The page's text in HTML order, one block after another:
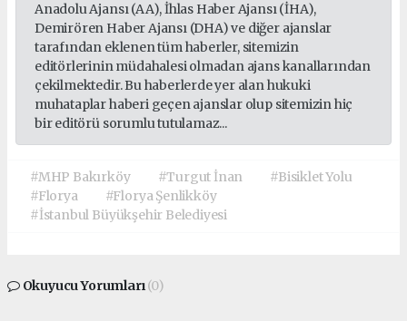
Anadolu Ajansı (AA), İhlas Haber Ajansı (İHA),
Demirören Haber Ajansı (DHA) ve diğer ajanslar
tarafından eklenen tüm haberler, sitemizin
editörlerinin müdahalesi olmadan ajans kanallarından
çekilmektedir. Bu haberlerde yer alan hukuki
muhataplar haberi geçen ajanslar olup sitemizin hiç
bir editörü sorumlu tutulamaz...
#MHP Bakırköy #Turgut İnan
#Bisiklet Yolu
#Florya
#Florya Şenlikköy
#İstanbul Büyükşehir Belediyesi
Okuyucu Yorumları(0)